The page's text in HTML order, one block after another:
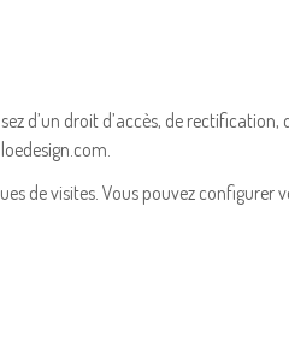
d’un droit d’accès, de
de visites. Vous pouvez configurer